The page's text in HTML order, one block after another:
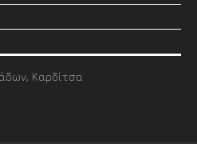
Καρδίτσα